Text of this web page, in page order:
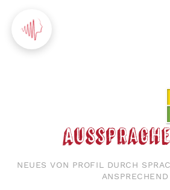
NEUES VON PROFIL DURCH
ANSPRECHEND